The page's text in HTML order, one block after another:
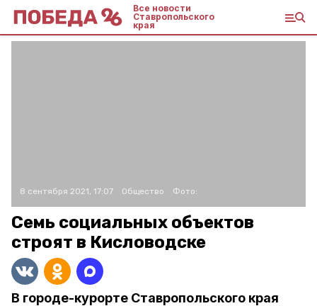
Все новости
Ставропольского
края
8 сентября 2021, 17:07 Общество Фото:
Семь социальных объектов
строят в Кисловодске
В городе-курорте Ставропольского края